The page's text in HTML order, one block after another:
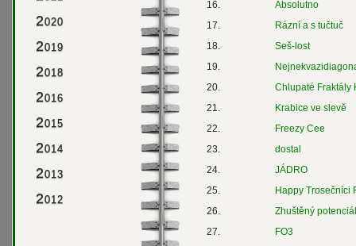
2020
2019
2018
2016
2015
2014
2013
2012
16.
Absolutno
17.
Rázní a s tučtuč
18.
Seš-lost
19.
20.
Chlupaté Fraktály
21.
Krabice ve slevě
22.
Freezy Cee
23.
dostal
24.
JÁDRO
25.
Happy Trosečníci
26.
Zhuštěný potenciál
27.
FO3